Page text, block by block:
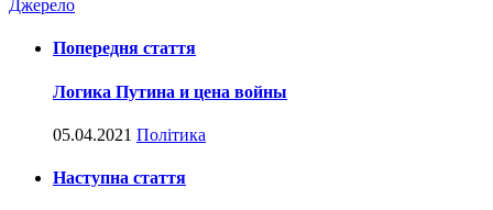
Джерело
Попередня стаття
Логика Путина и цена войны
05.04.2021 Політика
Наступна стаття